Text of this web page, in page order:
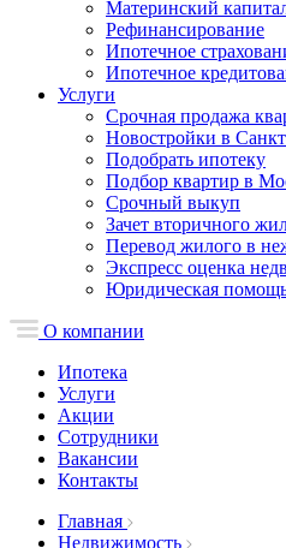
Материнский
Рефинансирование
Ипотечное
Ипотечное
Услуги
Срочная продажа
Новостройки в
Подобрать ипотеку
Подбор квартир в
Срочный выкуп
Зачет вторичного
Перевод жилого в
Экспресс оценка
Юридическая
О компании
Ипотека
Услуги
Акции
Сотрудники
Вакансии
Контакты
Главная
Недвижимость